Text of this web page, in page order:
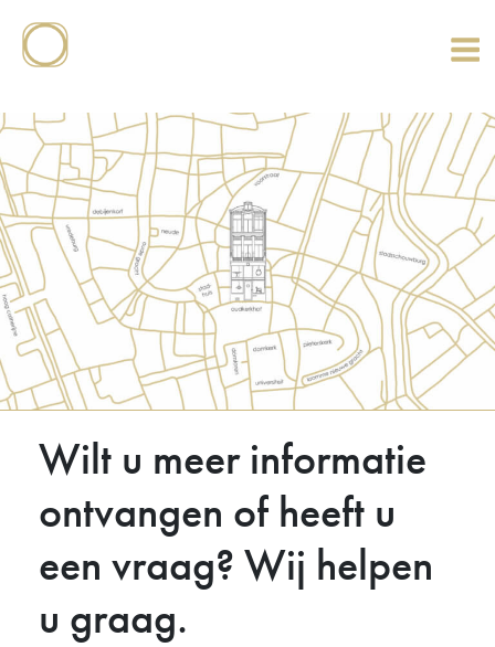
inhoud
Wilt u meer informatie
ontvangen of heeft u
een vraag? Wij helpen
u graag.